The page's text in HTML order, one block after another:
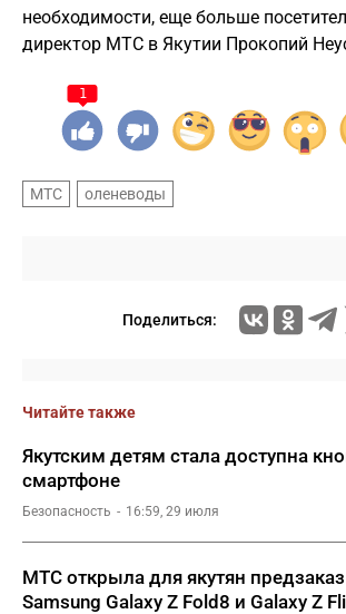
необходимости, еще больше
директор МТС в Якутии Прокопий
1
МТС оленеводы
Поделиться:
Читайте также
Якутским детям стала доступна
смартфоне
Безопасность 16:59, 29 июля
МТС открыла для якутян
Samsung Galaxy Z Fold8 и Galaxy Z